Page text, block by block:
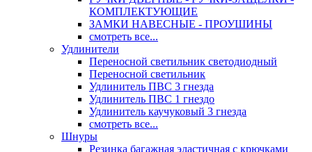
КОМПЛЕКТУЮЩИЕ
ЗАМКИ НАВЕСНЫЕ - ПРОУШИНЫ
смотреть все...
Удлинители
Переносной светильник светодиодный
Переносной светильник
Удлинитель ПВС 3 гнезда
Удлинитель ПВС 1 гнездо
Удлинитель каучуковый 3 гнезда
смотреть все...
Шнуры
Резинка багажная эластичная с крючками